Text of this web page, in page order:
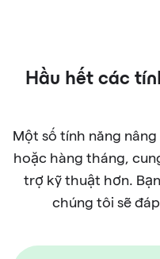
Hầu hết các
Một số tính năng
hoặc hàng tháng,
trợ kỹ thuật hơn.
chúng tôi sẽ